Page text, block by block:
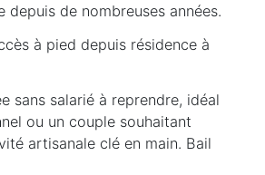
depuis de nombreuses années.
à pied depuis résidence à
sans salarié à reprendre, idéal
ou un couple souhaitant
artisanale clé en main. Bail